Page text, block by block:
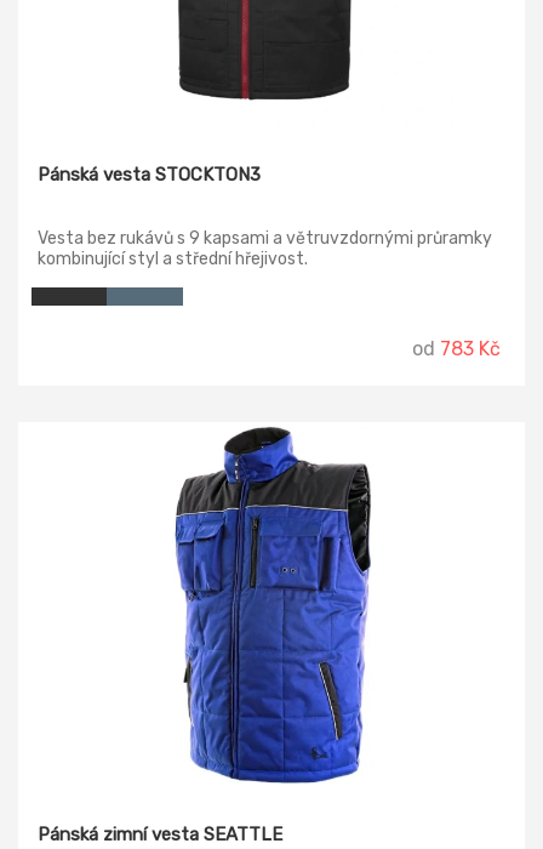
Pánská vesta STOCKTON3
Vesta bez rukávů s 9 kapsami a větruvzdornými průramky
kombinující styl a střední hřejivost.
od 783 Kč
Pánská zimní vesta SEATTLE